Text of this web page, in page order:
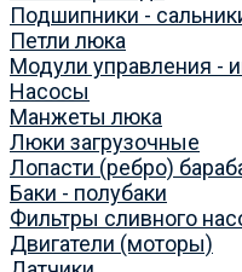
Подшипники -
Петли люка
Модули управления -
Насосы
Манжеты люка
Люки загрузочные
Лопасти (ребро)
Баки - полубаки
Фильтры сливного
Двигатели (моторы)